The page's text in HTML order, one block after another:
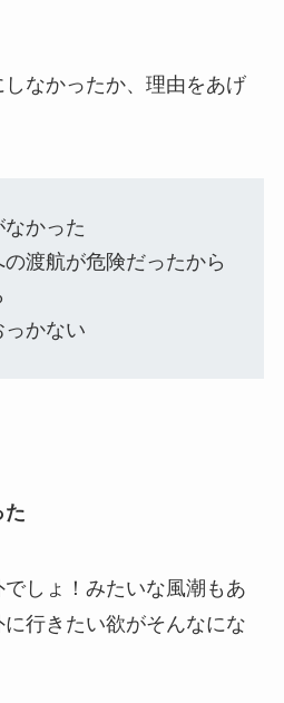
なかったか、理由をあげ
かった
渡航が危険だったから
かない
た
しょ！みたいな風潮もあ
行きたい欲がそんなにな